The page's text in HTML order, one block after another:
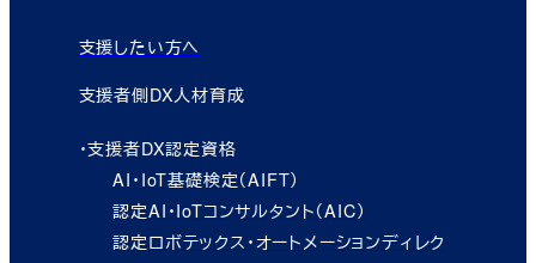
支援したい方へ
支援者側DX人材育成
・支援者DX認定資格
AI・IoT基礎検定（AIFT）
認定AI・IoTコンサルタント（AIC）
認定ロボテックス・オートメーションディレク